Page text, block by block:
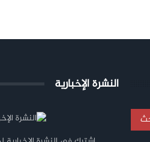
النشرة الإخبارية